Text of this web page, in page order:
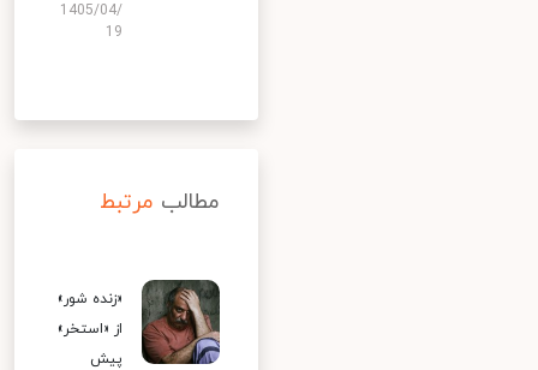
1405/04/
19
مطالب مرتبط
«زنده شور»
از «استخر»
پیش